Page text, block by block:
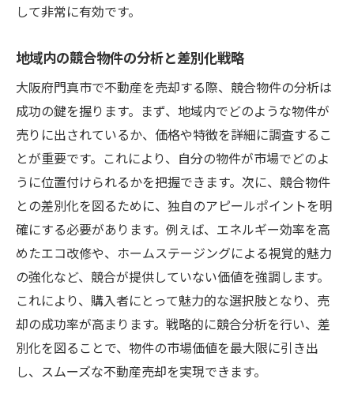
して非常に有効です。
地域内の競合物件の分析と差別化戦略
大阪府門真市で不動産を売却する際、競合物件の分析は
成功の鍵を握ります。まず、地域内でどのような物件が
売りに出されているか、価格や特徴を詳細に調査するこ
とが重要です。これにより、自分の物件が市場でどのよ
うに位置付けられるかを把握できます。次に、競合物件
との差別化を図るために、独自のアピールポイントを明
確にする必要があります。例えば、エネルギー効率を高
めたエコ改修や、ホームステージングによる視覚的魅力
の強化など、競合が提供していない価値を強調します。
これにより、購入者にとって魅力的な選択肢となり、売
却の成功率が高まります。戦略的に競合分析を行い、差
別化を図ることで、物件の市場価値を最大限に引き出
し、スムーズな不動産売却を実現できます。